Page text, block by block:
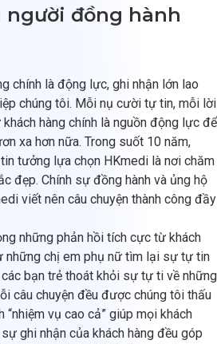
người đồng hành
chính là động lực, ghi nhận lớn lao
chúng tôi. Mỗi nụ cười tự tin, mỗi lời
hàng chính là nguồn động lực để
xa hơn nữa. Trong suốt 10 năm,
tưởng lựa chọn HKmedi là nơi chăm
đẹp. Chính sự đồng hành và ủng hộ
viết nên câu chuyện thành công đầy
những phản hồi tích cực từ khách
những chị em phụ nữ tìm lại sự tự tin
bạn trẻ thoát khỏi sự tự ti về những
câu chuyện đều được chúng tôi thấu
“nhiệm vụ cao cả” giúp mọi khách
ghi nhận của khách hàng đều góp